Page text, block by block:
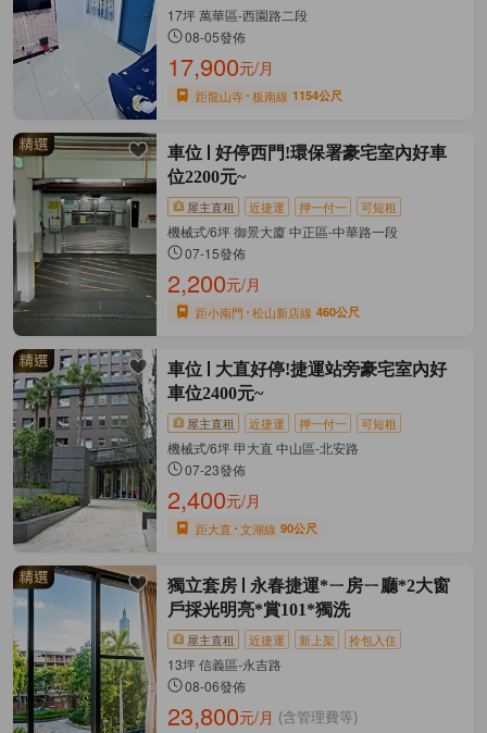
17坪 萬華區-西園路二段
08-05發佈
17,900元/月
距龍山寺 板南線 1154公尺
車位
好停西門!環保署豪宅室內好車
位2200元~
屋主直租 近捷運 押一付一 可短租
機械式/6坪 御景大廈 中正區-中華路一段
07-15發佈
2,200元/月
距小南門 松山新店線 460公尺
車位
大直好停!捷運站旁豪宅室內好
車位2400元~
屋主直租 近捷運 押一付一 可短租
機械式/6坪 甲大直 中山區-北安路
07-23發佈
2,400元/月
距大直 文湖線 90公尺
獨立套房
永春捷運*ㄧ房ㄧ廳*2大窗
戶採光明亮*賞101*獨洗
屋主直租 近捷運 新上架 拎包入住
13坪 信義區-永吉路
08-06發佈
23,800元/月 (含管理費等)